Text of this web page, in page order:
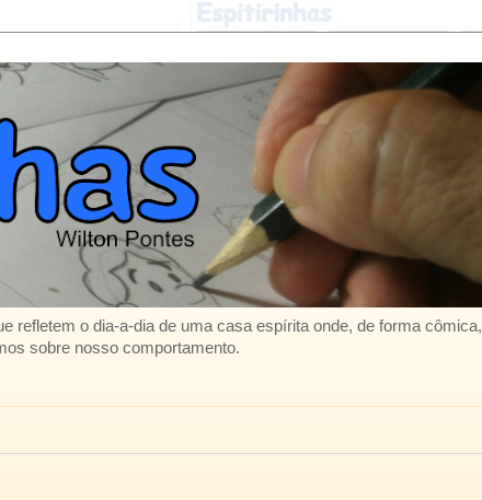
refletem o dia-a-dia de uma casa espírita onde, de forma cômica,
sobre nosso comportamento.